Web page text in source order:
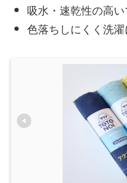
吸水・速乾性の高
色落ちしにくく洗